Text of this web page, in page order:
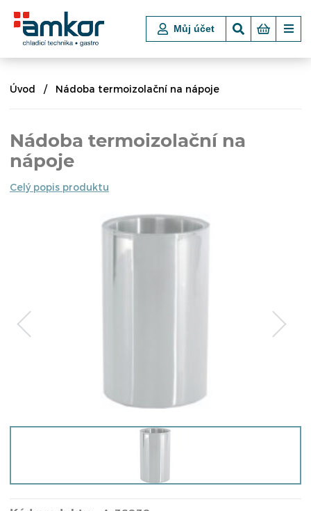
Můj účet
Úvod Nádoba termoizolační na nápoje
Nádoba termoizolační na
nápoje
Celý popis produktu